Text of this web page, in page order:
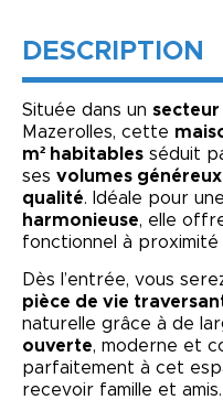
DESCRIPTION
Située dans un secteur
Mazerolles, cette
m² habitables séduit
ses volumes généreux
qualité. Idéale pour une
harmonieuse, elle
fonctionnel à proximité
Dès l’entrée, vous
pièce de vie
naturelle grâce à de
ouverte, moderne et
parfaitement à cet
recevoir famille et amis.